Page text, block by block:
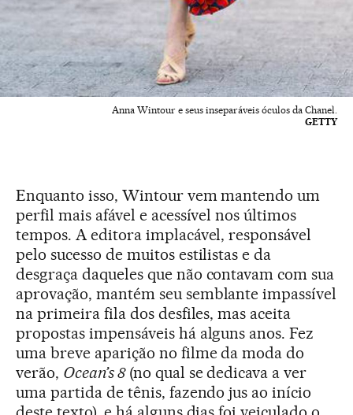
Anna Wintour e seus inseparáveis óculos da Chanel.
GETTY
Enquanto isso, Wintour vem mantendo um
perfil mais afável e acessível nos últimos
tempos. A editora implacável, responsável
pelo sucesso de muitos estilistas e da
desgraça daqueles que não contavam com sua
aprovação, mantém seu semblante impassível
na primeira fila dos desfiles, mas aceita
propostas impensáveis há alguns anos. Fez
uma breve aparição no filme da moda do
verão, Ocean’s 8(no qual se dedicava a ver
uma partida de tênis, fazendo jus ao início